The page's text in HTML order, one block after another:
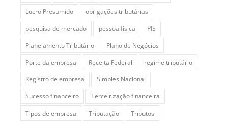
Lucro Presumido
obrigações tributárias
pesquisa de mercado
pessoa física
PIS
Planejamento Tributário
Plano de Negócios
Porte da empresa
Receita Federal
regime tributário
Registro de empresa
Simples Nacional
Sucesso financeiro
Terceirização financeira
Tipos de empresa
Tributação Tributos